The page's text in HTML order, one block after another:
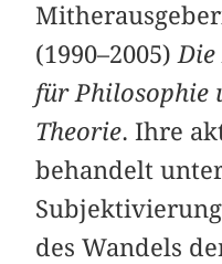
(1990–2005)
für Philosophie
Theorie. Ihre
behandelt
des Wandels